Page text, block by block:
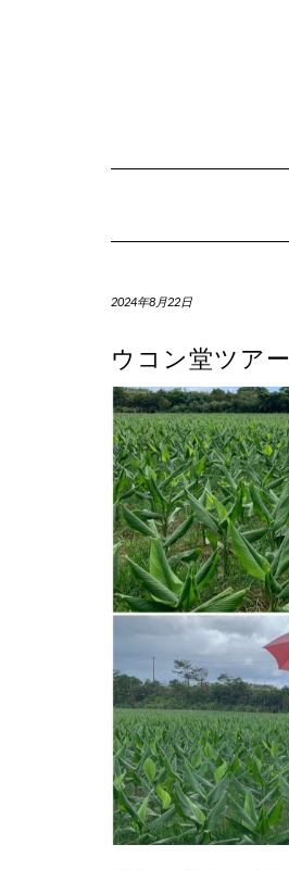
2024年8月22日
ウコン堂ツアー